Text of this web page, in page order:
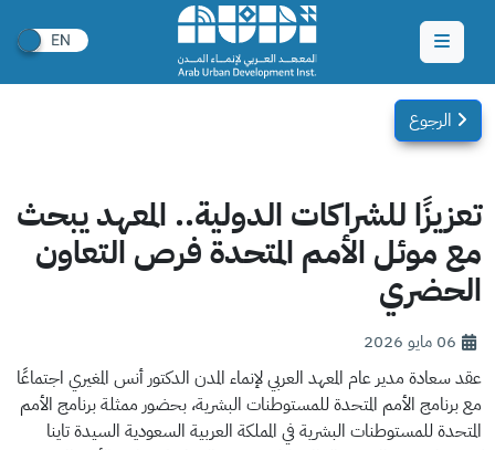
الرجوع
تعزيزًا للشراكات الدولية.. المعهد يبحث
مع موئل الأمم المتحدة فرص التعاون
الحضري
06 مايو 2026
عقد سعادة مدير عام المعهد العربي لإنماء المدن الدكتور أنس المغيري اجتماعًا
مع برنامج الأمم المتحدة للمستوطنات البشرية، بحضور ممثلة برنامج الأمم
المتحدة للمستوطنات البشرية في المملكة العربية السعودية السيدة تاينا